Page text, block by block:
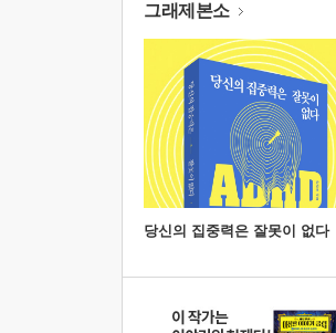
그래제본소
당신의 집중력은 잘못이 없다